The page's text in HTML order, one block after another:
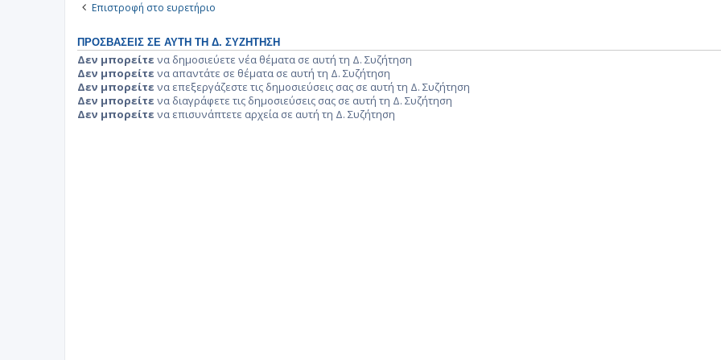
Επιστροφή στο ευρετήριο
ΠΡΟΣΒΆΣΕΙΣ ΣΕ ΑΥΤΉ ΤΗ Δ. ΣΥΖΉΤΗΣΗ
Δεν μπορείτε να δημοσιεύετε νέα θέματα σε αυτή τη Δ. Συζήτηση
Δεν μπορείτε να απαντάτε σε θέματα σε αυτή τη Δ. Συζήτηση
Δεν μπορείτε να επεξεργάζεστε τις δημοσιεύσεις σας σε αυτή τη Δ. Συζήτηση
Δεν μπορείτε να διαγράφετε τις δημοσιεύσεις σας σε αυτή τη Δ. Συζήτηση
Δεν μπορείτε να επισυνάπτετε αρχεία σε αυτή τη Δ. Συζήτηση